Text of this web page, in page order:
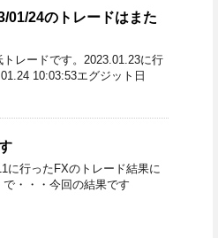
01/24のトレードはまた
レードです。2023.01.23に行
10:03:53エグジット日
に行ったFXのトレード結果に
・・・今回の結果です